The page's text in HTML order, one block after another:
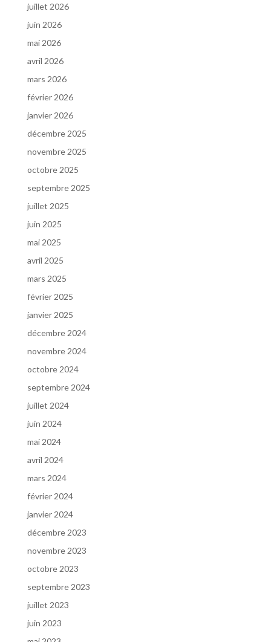
juillet 2026
juin 2026
mai 2026
avril 2026
mars 2026
février 2026
janvier 2026
décembre 2025
novembre 2025
octobre 2025
septembre 2025
juillet 2025
juin 2025
mai 2025
avril 2025
mars 2025
février 2025
janvier 2025
décembre 2024
novembre 2024
octobre 2024
septembre 2024
juillet 2024
juin 2024
mai 2024
avril 2024
mars 2024
février 2024
janvier 2024
décembre 2023
novembre 2023
octobre 2023
septembre 2023
juillet 2023
juin 2023